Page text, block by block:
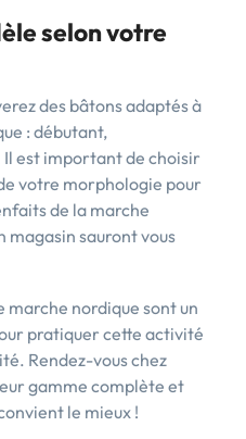
selon votre
des bâtons adaptés à
: débutant,
est important de choisir
votre morphologie pour
de la marche
magasin sauront vous
marche nordique sont un
pratiquer cette activité
Rendez-vous chez
gamme complète et
le mieux !